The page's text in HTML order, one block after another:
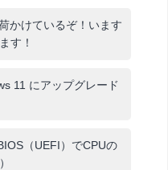
かけているぞ！います
す！
11 にアップグレード
（UEFI）でCPUの